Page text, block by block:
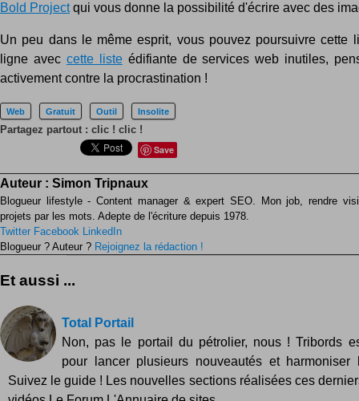
Bold Projectqui vous donne la possibilité d'écrire avec des
Un peu dans le même esprit, vous pouvez poursuivre cette
ligne avec cette listeédifiante de services web inutiles,
activement contre la procrastination !
Web Gratuit Outil Insolite
Partagez partout : clic ! clic !
Save
Auteur : Simon Tripnaux
Blogueur lifestyle - Content manager & expert SEO. Mon job, rendre
projets par les mots. Adepte de l'écriture depuis 1978.
Twitter Facebook LinkedIn
Blogueur ? Auteur ? Rejoignez la rédaction !
Et aussi ...
Total Portail
Non, pas le portail du pétrolier, nous ! Tribords
pour lancer plusieurs nouveautés et harmoniser
Suivez le guide ! Les nouvelles sections réalisées ces